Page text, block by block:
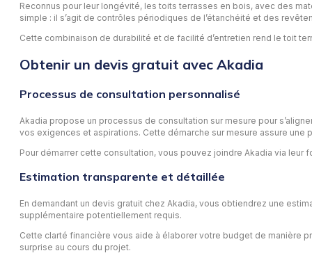
Reconnus pour leur longévité, les toits terrasses en bois, avec des
simple : il s’agit de contrôles périodiques de l’étanchéité et des
Cette combinaison de durabilité et de facilité d’entretien rend le toit
Obtenir un devis gratuit avec Akadia
Processus de consultation personnalisé
Akadia propose un processus de consultation sur mesure pour
vos exigences et aspirations. Cette démarche sur mesure assure
Pour démarrer cette consultation, vous pouvez joindre Akadia via
Estimation transparente et détaillée
En demandant un devis gratuit chez Akadia, vous obtiendrez une
supplémentaire potentiellement requis.
Cette clarté financière vous aide à élaborer votre budget de manière
surprise au cours du projet.